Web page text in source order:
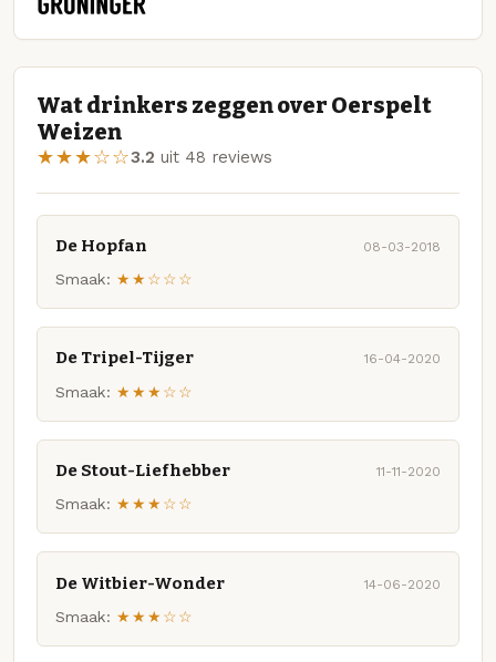
Wat drinkers zeggen over Oerspelt
Weizen
★★★☆☆3.2 uit 48 reviews
De Hopfan 08-03-2018
Smaak: ★★☆☆☆
De Tripel-Tijger 16-04-2020
Smaak: ★★★☆☆
De Stout-Liefhebber 11-11-2020
Smaak: ★★★☆☆
De Witbier-Wonder 14-06-2020
Smaak: ★★★☆☆